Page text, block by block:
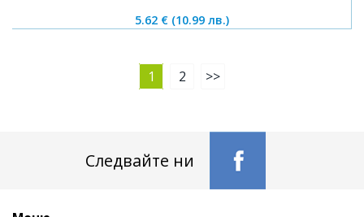
5.62 € (10.99 лв.)
1 2 >>
Следвайте ни